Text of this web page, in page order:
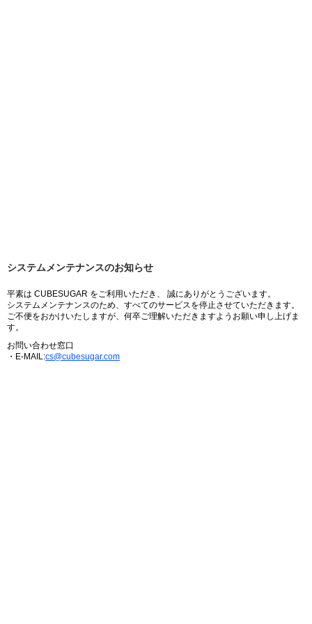
システムメンテナンスのお知らせ
平素は CUBESUGAR をご利用いただき、 誠にありがとうございます。
システムメンテナンスのため、すべてのサービスを停止させていただきます。
ご不便をおかけいたしますが、何卒ご理解いただきますようお願い申し上げま
す。
お問い合わせ窓口
・E-MAIL:cs@cubesugar.com